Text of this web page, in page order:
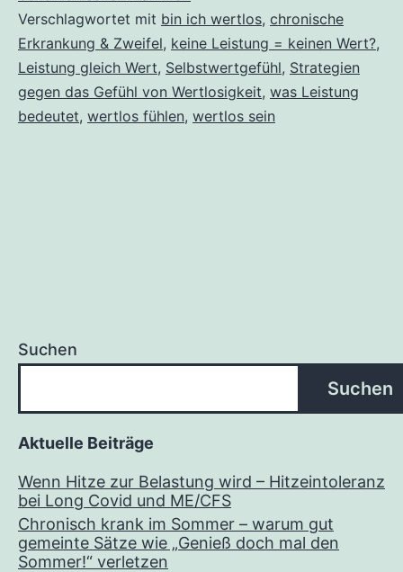
(Arbeits)Leistung
mehr
erbringe?
Definitiv
Verschlagwortet mit bin ich wertlos, chronische
Erkrankung & Zweifel, keine Leistung = keinen Wert?,
Leistung gleich Wert, Selbstwertgefühl, Strategien
gegen das Gefühl von Wertlosigkeit, was Leistung
bedeutet, wertlos fühlen, wertlos sein
Suchen
Suchen
Aktuelle Beiträge
Wenn Hitze zur Belastung wird – Hitzeintoleranz
bei Long Covid und ME/CFS
Chronisch krank im Sommer – warum gut
gemeinte Sätze wie „Genieß doch mal den
Sommer!“ verletzen